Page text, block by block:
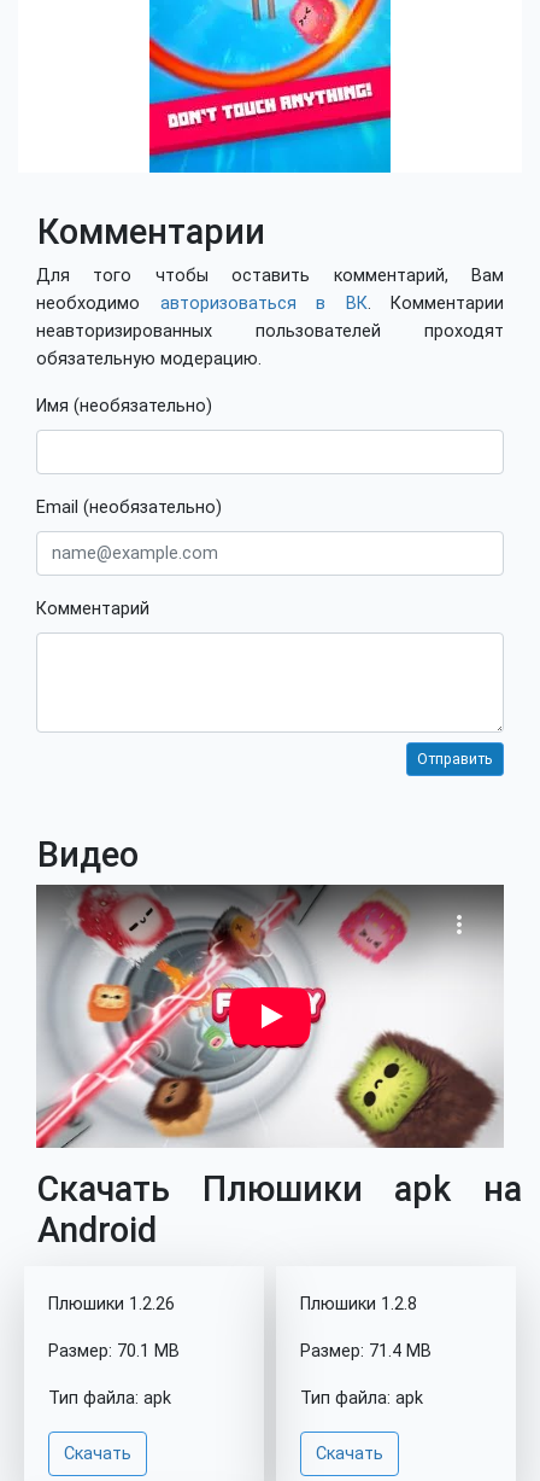
Комментарии
Для того чтобы оставить комментарий, Вам
необходимо авторизоваться в ВК. Комментарии
неавторизированных пользователей проходят
обязательную модерацию.
Имя (необязательно)
Email (необязательно)
Комментарий
Видео
Скачать Плюшики apk на
Android
Плюшики 1.2.26
Размер: 70.1 MB
Тип файла: apk
Скачать
Плюшики 1.2.8
Размер: 71.4 MB
Тип файла: apk
Скачать